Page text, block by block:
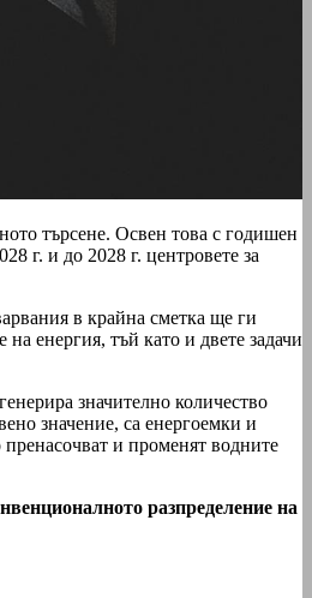
търсене. Освен това с годишен
г. и до 2028 г. центровете за
в крайна сметка ще ги
енергия, тъй като и двете задачи
значително количество
значение, са енергоемки и
пренасочват и променят водните
разпределение на